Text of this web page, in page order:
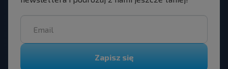
Zapisz się